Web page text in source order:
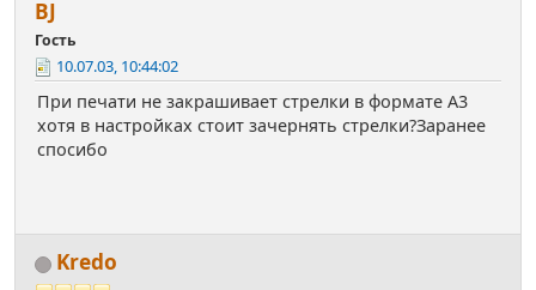
BJ
Гость
10.07.03, 10:44:02
При печати не закрашивает стрелки в формате А3
хотя в настройках стоит зачернять стрелки?Заранее
спосибо
Kredo